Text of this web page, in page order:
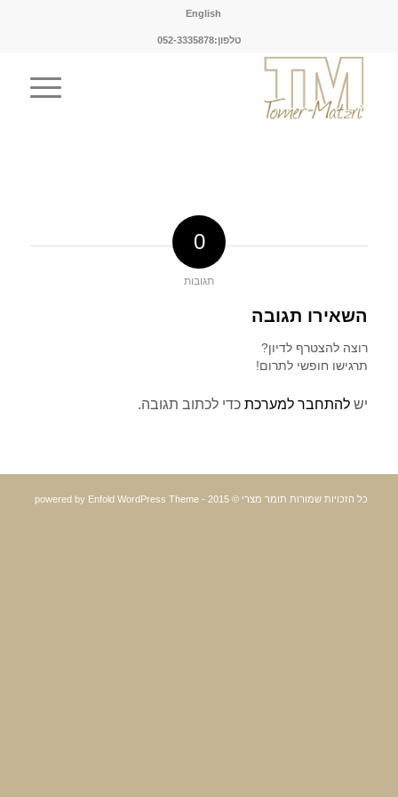
English
טלפון:052-3335878
0
תגובות
השאירו תגובה
רוצה להצטרף לדיון?
תרגישו חופשי לתרום!
יש להתחבר למערכתכדי לכתוב תגובה.
כל הזכויות שמורות תומר מצרי © 2015 - powered by Enfold WordPress Theme